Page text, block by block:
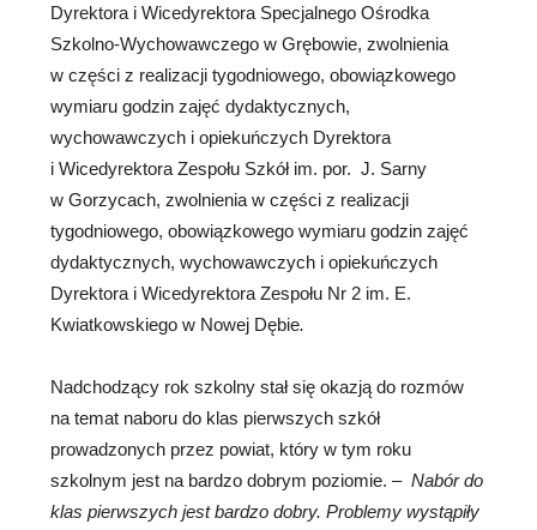
Dyrektora i Wicedyrektora Specjalnego Ośrodka
Szkolno-Wychowawczego w Grębowie, zwolnienia
w części z realizacji tygodniowego, obowiązkowego
wymiaru godzin zajęć dydaktycznych,
wychowawczych i opiekuńczych Dyrektora
i Wicedyrektora Zespołu Szkół im. por. J. Sarny
w Gorzycach, zwolnienia w części z realizacji
tygodniowego, obowiązkowego wymiaru godzin zajęć
dydaktycznych, wychowawczych i opiekuńczych
Dyrektora i Wicedyrektora Zespołu Nr 2 im. E.
Kwiatkowskiego w Nowej Dębie.
Nadchodzący rok szkolny stał się okazją do rozmów
na temat naboru do klas pierwszych szkół
prowadzonych przez powiat, który w tym roku
szkolnym jest na bardzo dobrym poziomie. – Nabór do
klas pierwszych jest bardzo dobry. Problemy wystąpiły